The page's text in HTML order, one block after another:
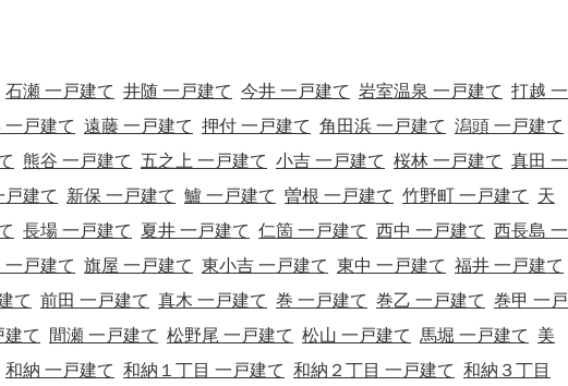
石瀬 一戸建て 井随 一戸建て 今井 一戸建て 岩室温泉 一戸建て 打越 一
一戸建て 遠藤 一戸建て 押付 一戸建て 角田浜 一戸建て 潟頭 一戸建て
熊谷 一戸建て 五之上 一戸建て 小吉 一戸建て 桜林 一戸建て 真田 一
戸建て 新保 一戸建て 鱸 一戸建て 曽根 一戸建て 竹野町 一戸建て
天
長場 一戸建て 夏井 一戸建て 仁箇 一戸建て 西中 一戸建て 西長島 一
一戸建て 旗屋 一戸建て 東小吉 一戸建て 東中 一戸建て 福井 一戸建て
て 前田 一戸建て 真木 一戸建て 巻 一戸建て 巻乙 一戸建て 巻甲 一戸
建て 間瀬 一戸建て 松野尾 一戸建て 松山 一戸建て 馬堀 一戸建て
美
和納 一戸建て 和納１丁目 一戸建て 和納２丁目 一戸建て 和納３丁目